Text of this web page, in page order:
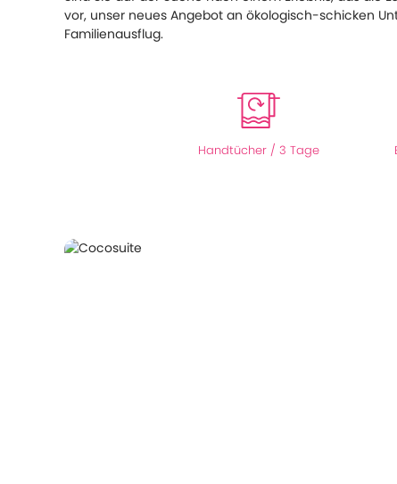
vor, unser neues Angebot an ökologisch-schicken
Familienausflug.
Handtücher / 3 Tage